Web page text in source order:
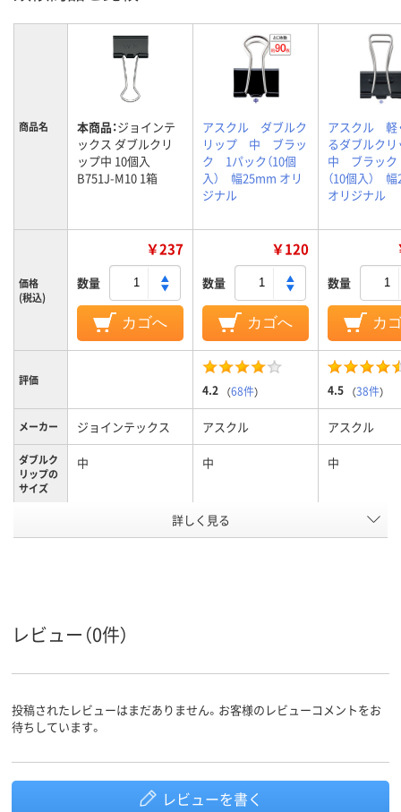
商品名 本商品：ジョインテ
ックス ダブルクリ
ップ中 10個入
B751J-M10 1箱
アスクル ダブルク
リップ 中 ブラッ
ク 1パック（10個
入） 幅25mm オリ
ジナル
アスクル 軽
るダブルク
中 ブラッ
（10個入）
オリジナル
価格
(税込)
￥237
数量
カゴへ
￥120
数量
カゴへ
数量
カ
評価
4.2 （68件） 4.5 （38件）
メーカー ジョインテックス アスクル アスクル
ダブルク
リップの
サイズ
中 中 中
中
詳しく見る
レビュー（0件）
投稿されたレビューはまだありません。お客様のレビューコメントをお
待ちしています。
レビューを書く